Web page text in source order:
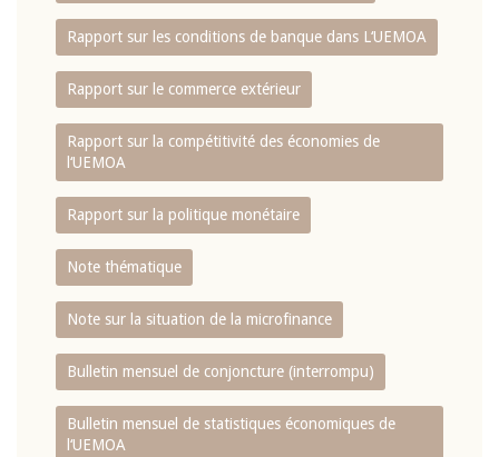
Rapport sur les conditions de banque dans L‘UEMOA
Rapport sur le commerce extérieur
Rapport sur la compétitivité des économies de
l‘UEMOA
Rapport sur la politique monétaire
Note thématique
Note sur la situation de la microfinance
Bulletin mensuel de conjoncture (interrompu)
Bulletin mensuel de statistiques économiques de
l‘UEMOA